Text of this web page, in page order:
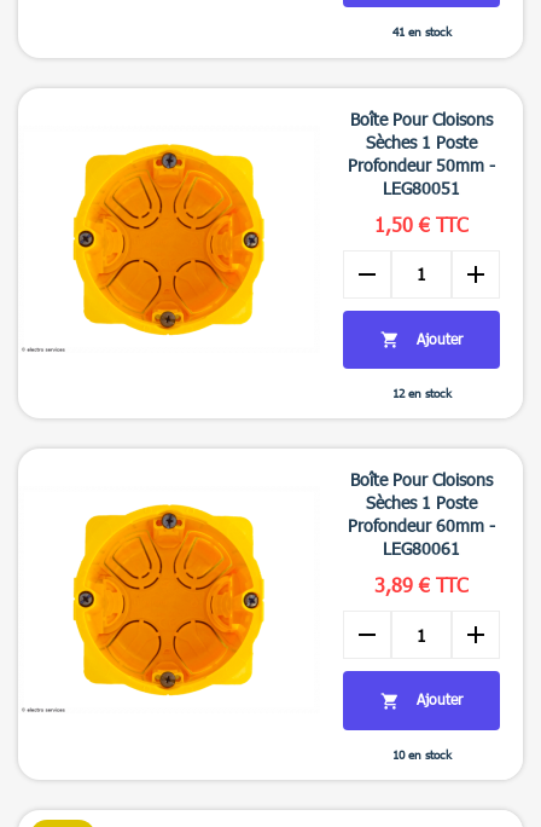

41 en stock

Boîte Pour Cloisons
Sèches 1 Poste
Profondeur 50mm -
LEG80051
1,50 € TTC
remove add
 Ajouter
12 en stock

Boîte Pour Cloisons
Sèches 1 Poste
Profondeur 60mm -
LEG80061
3,89 € TTC
remove add
 Ajouter
10 en stock